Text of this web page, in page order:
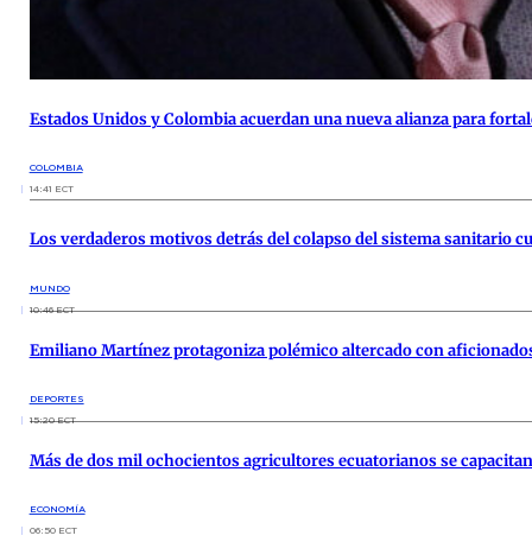
Estados Unidos y Colombia acuerdan una nueva alianza para
COLOMBIA
14:41 ECT
Los verdaderos motivos detrás del colapso del sistema sanitario
MUNDO
10:46 ECT
Emiliano Martínez protagoniza polémico altercado con
DEPORTES
15:20 ECT
Más de dos mil ochocientos agricultores ecuatorianos se capacitan
ECONOMÍA
06:50 ECT